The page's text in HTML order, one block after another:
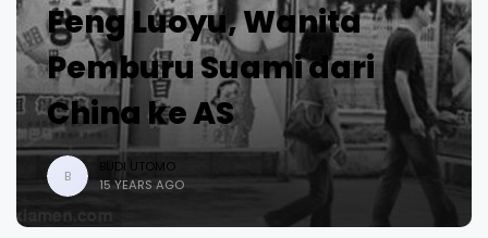
Feng Luoyu, Wanita
Pemburu Suami dari
China ke AS
B
BUDI UTOMO
15 YEARS AGO